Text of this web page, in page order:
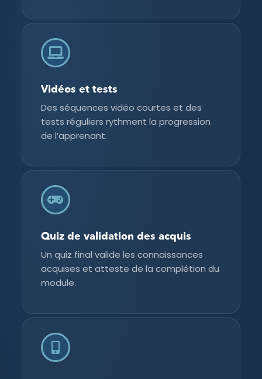
Vidéos et tests
Des séquences vidéo courtes et des
tests réguliers rythment la progression
de l’apprenant.
Quiz de validation des acquis
Un quiz final valide les connaissances
acquises et atteste de la complétion du
module.